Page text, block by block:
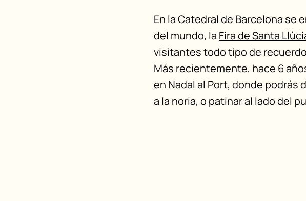
En la Catedral de Barcelona se
del mundo, la Fira de Santa
visitantes todo tipo de
Más recientemente, hace 6
en Nadal al Port, donde
a la noria, o patinar al lado del